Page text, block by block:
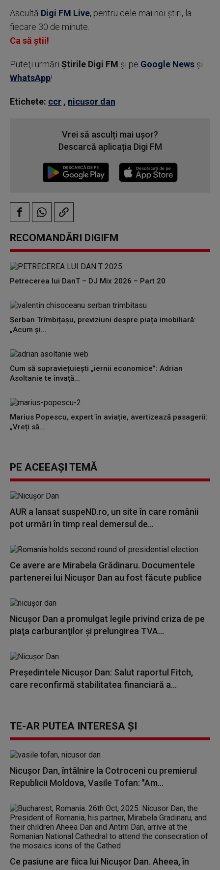
Ascultă Digi FM Live, pentru cele mai noi știri, la
fiecare 30 de minute.
Ca să știi!
Puteţi urmări Știrile Digi FM şi pe Google News şi
WhatsApp!
Etichete: ccr , nicusor dan
Vrei să asculți mai ușor?
Descarcă aplicația Digi FM
RECOMANDĂRI DIGIFM
Petrecerea lui DanT – DJ Mix 2026 – Part 20
Șerban Trîmbițașu, previziuni despre piața imobiliară:
„Acum și...
Cum să supraviețuiești „iernii economice”: Adrian
Asoltanie te învață...
Marius Popescu, expert în aviație, avertizează pasagerii:
„Vreți să...
PE ACEEAȘI TEMĂ
AUR a lansat suspeND.ro, un site în care românii
pot urmări în timp real demersul de...
Ce avere are Mirabela Grădinaru. Documentele
partenerei lui Nicușor Dan au fost făcute publice
Nicuşor Dan a promulgat legile privind criza de pe
piaţa carburanţilor şi prelungirea TVA...
Preşedintele Nicuşor Dan: Salut raportul Fitch,
care reconfirmă stabilitatea financiară a...
TE-AR PUTEA INTERESA ȘI
Nicuşor Dan, întâlnire la Cotroceni cu premierul
Republicii Moldova, Vasile Tofan: "Am...
Ce pasiune are fiica lui Nicușor Dan. Aheea, în